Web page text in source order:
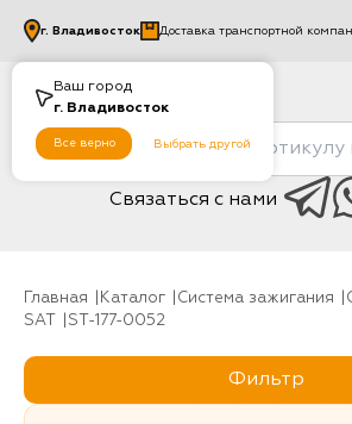
Ваш город
г. Владивосток
Все верно Выбрать другой
г. Владивосток Доставка транспортной
Связаться с нами
Главная Каталог Система зажигания
SAT
ST-177-0052
Фильтр